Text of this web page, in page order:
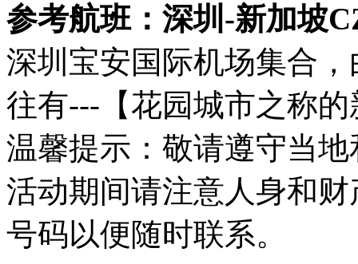
参考航班：深圳-新加坡
深圳宝安国际机场集合
往有---【花园城市之称
温馨提示：敬请遵守当
活动期间请注意人身和
号码以便随时联系。